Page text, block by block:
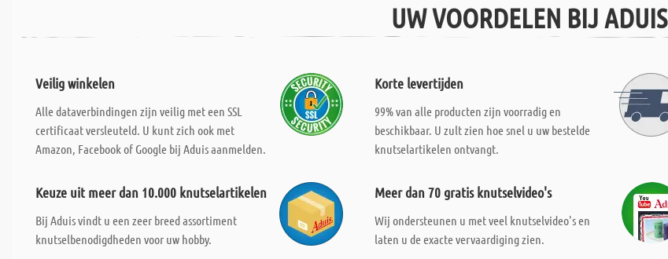
UW VOORDELEN BIJ ADUIS
Veilig winkelen
Alle dataverbindingen zijn veilig met een SSL
certificaat versleuteld. U kunt zich ook met
Amazon, Facebook of Google bij Aduis aanmelden.
Korte levertijden
99% van alle producten zijn voorradig en
beschikbaar. U zult zien hoe snel u uw bestelde
knutselartikelen ontvangt.
Keuze uit meer dan 10.000 knutselartikelen
Bij Aduis vindt u een zeer breed assortiment
knutselbenodigdheden voor uw hobby.
Meer dan 70 gratis knutselvideo's
Wij ondersteunen u met veel knutselvideo's en
laten u de exacte vervaardiging zien.